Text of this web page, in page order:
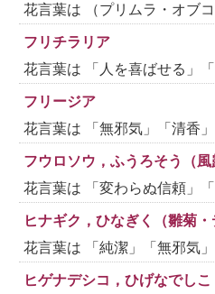
花言葉は （プリムラ・オブ
フリチラリア
花言葉は 「人を喜ばせる」
フリージア
花言葉は 「無邪気」「清香
フウロソウ，ふうろそう（風
花言葉は 「変わらぬ信頼」
ヒナギク，ひなぎく（雛菊・
花言葉は 「純潔」「無邪気
ヒゲナデシコ，ひげなでしこ